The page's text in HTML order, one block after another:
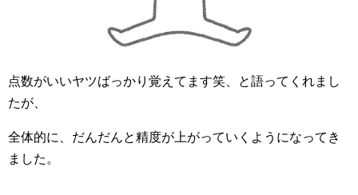
点数がいいヤツばっかり覚えてます笑、と語ってくれまし
たが、
全体的に、だんだんと精度が上がっていくようになってき
ました。